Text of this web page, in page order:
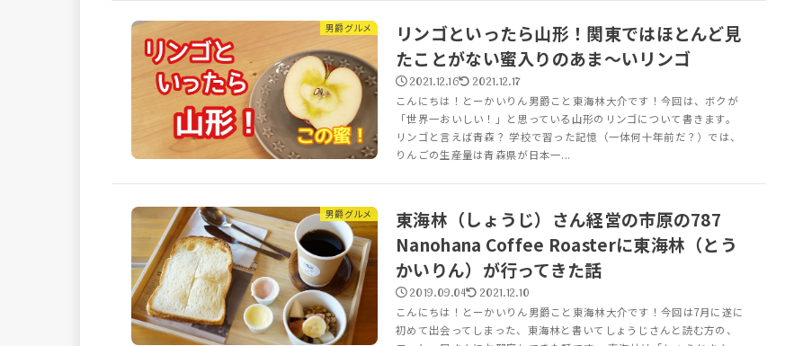
男爵グルメ
リンゴといったら山形！関東ではほとんど見
たことがない蜜入りのあま～いリンゴ
2021.12.16 2021.12.17
こんにちは！とーかいりん男爵こと東海林大介です！今回は、ボクが
「世界一おいしい！」と思っている山形のリンゴについて書きます。
リンゴと言えば青森？ 学校で習った記憶（一体何十年前だ？）では、
りんごの生産量は青森県が日本一...
男爵グルメ
東海林（しょうじ）さん経営の市原の787
Nanohana Coffee Roasterに東海林（とう
かいりん）が行ってきた話
2019.09.04 2021.12.10
こんにちは！とーかいりん男爵こと東海林大介です！今回は7月に遂に
初めて出会ってしまった、東海林と書いてしょうじさんと読む方の、